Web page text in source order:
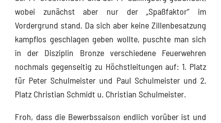
wobei zunächst aber nur der „Spaßfaktor“ im
Vordergrund stand. Da sich aber keine Zillenbesatzung
kampflos geschlagen geben wollte, puschte man sich
in der Disziplin Bronze verschiedene Feuerwehren
nochmals gegenseitig zu Höchstleitungen auf: 1. Platz
für Peter Schulmeister und Paul Schulmeister und 2.
Platz Christian Schmidt u. Christian Schulmeister.
Froh, dass die Bewerbssaison endlich vorüber ist und